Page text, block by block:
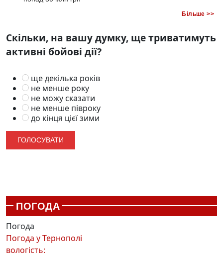
Більше >>
Скільки, на вашу думку, ще триватимуть
активні бойові дії?
ще декілька років
не менше року
не можу сказати
не менше півроку
до кінця цієї зими
ПОГОДА
Погода
Погода уТернополі
вологість: